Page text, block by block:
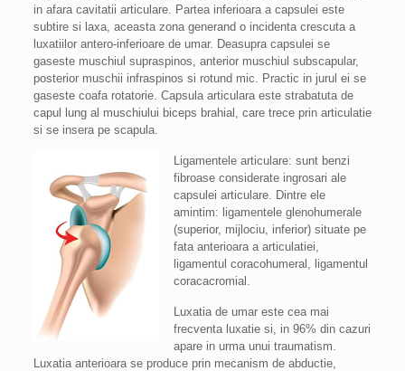
in afara cavitatii articulare. Partea inferioara a capsulei este
subtire si laxa, aceasta zona generand o incidenta crescuta a
luxatiilor antero-inferioare de umar. Deasupra capsulei se
gaseste muschiul supraspinos, anterior muschiul subscapular,
posterior muschii infraspinos si rotund mic. Practic in jurul ei se
gaseste coafa rotatorie. Capsula articulara este strabatuta de
capul lung al muschiului biceps brahial, care trece prin articulatie
si se insera pe scapula.
Ligamentele articulare: sunt benzi
fibroase considerate ingrosari ale
capsulei articulare. Dintre ele
amintim: ligamentele glenohumerale
(superior, mijlociu, inferior) situate pe
fata anterioara a articulatiei,
ligamentul coracohumeral, ligamentul
coracacromial.
Luxatia de umar este cea mai
frecventa luxatie si, in 96% din cazuri
apare in urma unui traumatism.
Luxatia anterioara se produce prin mecanism de abductie,